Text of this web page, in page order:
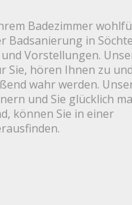
Badezimmer
Badsanierung in
Vorstellungen.
Sie, hören Ihnen zu und
wahr werden.
und Sie glücklich
können Sie in einer